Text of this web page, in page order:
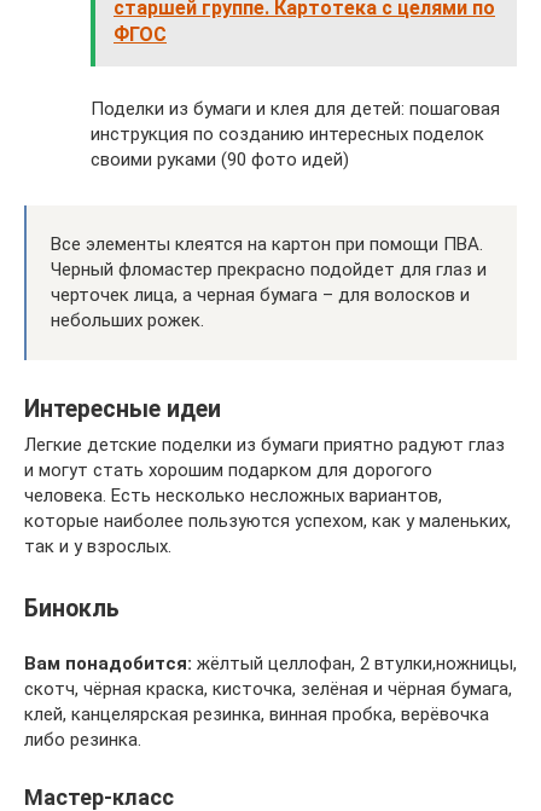
старшей группе. Картотека с целями по
ФГОС
Поделки из бумаги и клея для детей: пошаговая
инструкция по созданию интересных поделок
своими руками (90 фото идей)
Все элементы клеятся на картон при помощи ПВА.
Черный фломастер прекрасно подойдет для глаз и
черточек лица, а черная бумага – для волосков и
небольших рожек.
Интересные идеи
Легкие детские поделки из бумаги приятно радуют глаз
и могут стать хорошим подарком для дорогого
человека. Есть несколько несложных вариантов,
которые наиболее пользуются успехом, как у маленьких,
так и у взрослых.
Бинокль
Вам понадобится: жёлтый целлофан, 2 втулки,ножницы,
скотч, чёрная краска, кисточка, зелёная и чёрная бумага,
клей, канцелярская резинка, винная пробка, верёвочка
либо резинка.
Мастер-класс